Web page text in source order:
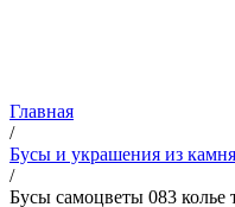
Главная
/
Бусы и украшения из камня
/
Бусы самоцветы 083 колье